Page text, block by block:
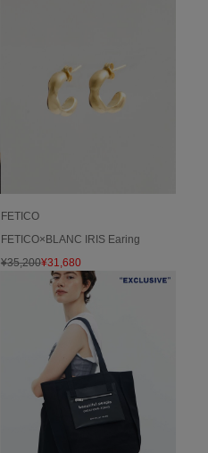
FETICO
FETICO×BLANC IRIS Earing
¥35,200¥31,680